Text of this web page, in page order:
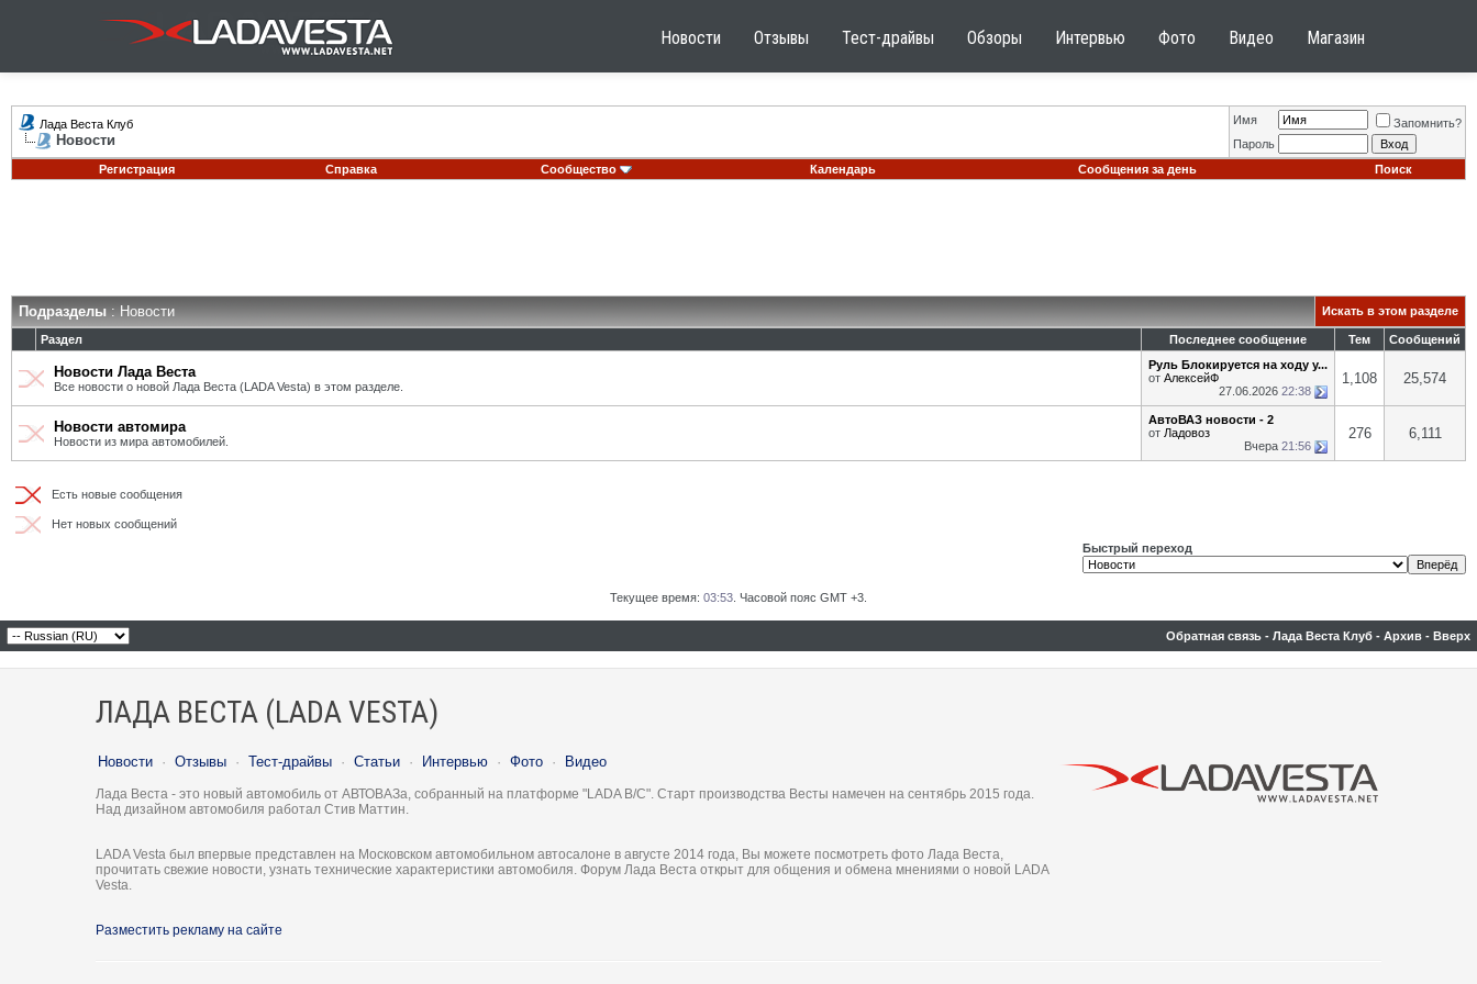
Новости Отзывы Тест-драйвы Обзоры Интервью Фото Видео Магазин
Лада Веста Клуб
Новости
Имя
Запомнить?
Пароль
Регистрация
Справка Сообщество Календарь Сообщения за день Поиск
Подразделы: Новости Искать в этом разделе
Раздел Последнее сообщение Тем Сообщений
Новости Лада Веста
Все новости о новой Лада Веста (LADA Vesta) в этом разделе.
Руль Блокируется на ходу у...
от АлексейФ
27.06.2026 22:38
1,108 25,574
Новости автомира
Новости из мира автомобилей.
АвтоВАЗ новости - 2
от Ладовоз
Вчера 21:56
276 6,111
Есть новые сообщения
Нет новых сообщений
Быстрый переход
Текущее время: 03:53 . Часовой пояс GMT +3.
Обратная связь - Лада Веста Клуб - Архив - Вверх
ЛАДА ВЕСТА (LADA VESTA)
Новости · Отзывы · Тест-драйвы · Статьи · Интервью · Фото · Видео
Лада Веста - это новый автомобиль от АВТОВАЗа, собранный на платформе "LADA B/C". Старт производства Весты намечен на сентябрь 2015 года.
Над дизайном автомобиля работал Стив Маттин.
LADA Vesta был впервые представлен на Московском автомобильном автосалоне в августе 2014 года, Вы можете посмотреть фото Лада Веста,
прочитать свежие новости, узнать технические характеристики автомобиля. Форум Лада Веста открыт для общения и обмена мнениями о новой LADA
Vesta.
Разместить рекламу на сайте